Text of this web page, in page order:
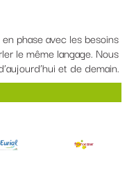
phase avec les besoins
le même langage. Nous
et de demain.